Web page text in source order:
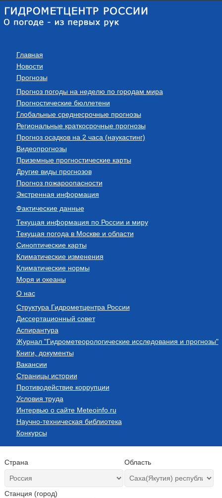
Главная
Новости
Прогнозы
Прогноз погоды на неделю по городам мира
Прогностические бюллетени
Глобальные среднесрочные прогнозы
Региональные краткосрочные прогнозы
Прогноз осадков на 2 часа (наукастинг)
Видеопрогнозы
Приземные прогностические карты
Другие виды прогнозов
Прогноз пожароопасности
Экстренная информация
Фактические данные
Текущая информация по России и миру
Текущая погода в Москве и области
Синоптические карты
Климатические изменения
Климатические нормы
Моря и океаны
О нас
Структура Гидрометцентра России
Диссертационный совет
Аспирантура
Журнал "Гидрометеорологические исследования и прогнозы"
Книги, документы
Вакансии
Страницы истории
Противодействие коррупции
Условия труда
Интервью о сайте Meteoinfo.ru
Научно-техническая библиотека
Конкурсы
Страна Область
Станция (город)